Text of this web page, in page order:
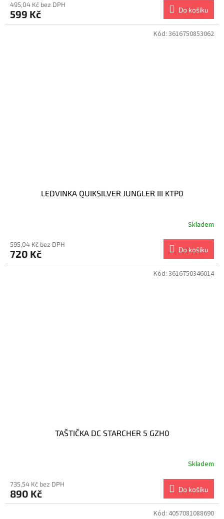
495,04 Kč bez DPH
599 Kč Do košíku
LEDVINKA QUIKSILVER JUNGLER III KTP0
Skladem
595,04 Kč bez DPH
720 Kč Do košíku
Kód: 3616750853062
TAŠTIČKA DC STARCHER 5 GZH0
Skladem
735,54 Kč bez DPH
890 Kč Do košíku
Kód: 3616750346014
Kód: 4057081088690